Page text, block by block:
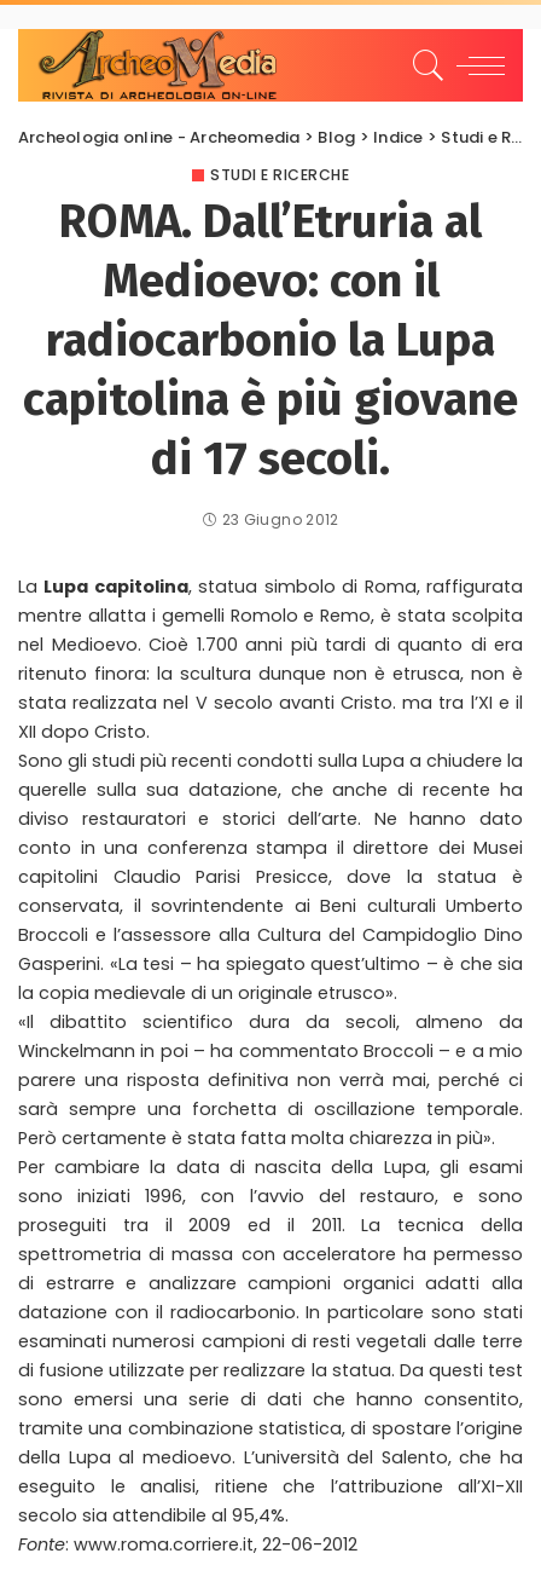
Archeologia online - Archeomedia > Blog > Indice > Studi e Ricerche
STUDI E RICERCHE
ROMA. Dall’Etruria al
Medioevo: con il
radiocarbonio la Lupa
capitolina è più giovane
di 17 secoli.
23 Giugno 2012
La Lupa capitolina, statua simbolo di Roma, raffigurata
mentre allatta i gemelli Romolo e Remo, è stata scolpita
nel Medioevo. Cioè 1.700 anni più tardi di quanto di era
ritenuto finora: la scultura dunque non è etrusca, non è
stata realizzata nel V secolo avanti Cristo. ma tra l’XI e il
XII dopo Cristo.
Sono gli studi più recenti condotti sulla Lupa a chiudere la
querelle sulla sua datazione, che anche di recente ha
diviso restauratori e storici dell’arte. Ne hanno dato
conto in una conferenza stampa il direttore dei Musei
capitolini Claudio Parisi Presicce, dove la statua è
conservata, il sovrintendente ai Beni culturali Umberto
Broccoli e l’assessore alla Cultura del Campidoglio Dino
Gasperini. «La tesi – ha spiegato quest’ultimo – è che sia
la copia medievale di un originale etrusco».
«Il dibattito scientifico dura da secoli, almeno da
Winckelmann in poi – ha commentato Broccoli – e a mio
parere una risposta definitiva non verrà mai, perché ci
sarà sempre una forchetta di oscillazione temporale.
Però certamente è stata fatta molta chiarezza in più».
Per cambiare la data di nascita della Lupa, gli esami
sono iniziati 1996, con l’avvio del restauro, e sono
proseguiti tra il 2009 ed il 2011. La tecnica della
spettrometria di massa con acceleratore ha permesso
di estrarre e analizzare campioni organici adatti alla
datazione con il radiocarbonio. In particolare sono stati
esaminati numerosi campioni di resti vegetali dalle terre
di fusione utilizzate per realizzare la statua. Da questi test
sono emersi una serie di dati che hanno consentito,
tramite una combinazione statistica, di spostare l’origine
della Lupa al medioevo. L’università del Salento, che ha
eseguito le analisi, ritiene che l’attribuzione all’XI-XII
secolo sia attendibile al 95,4%.
Fonte: www.roma.corriere.it, 22-06-2012